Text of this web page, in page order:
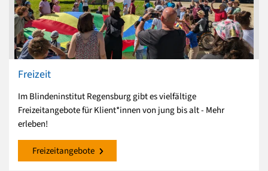
Freizeit
Im Blindeninstitut Regensburg gibt es vielfältige
Freizeitangebote für Klient*innen von jung bis alt - Mehr
erleben!
Freizeitangebote